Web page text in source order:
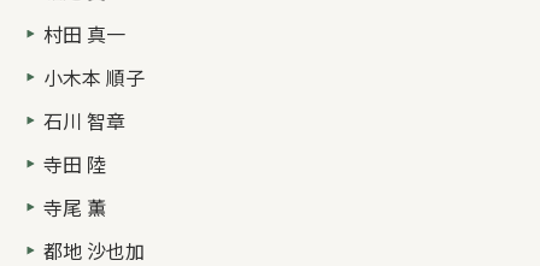
村田 真一
小木本 順子
石川 智章
寺田 陸
寺尾 薫
都地 沙也加